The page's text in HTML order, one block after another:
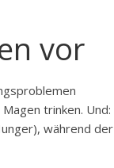
vor
trinken. Und:
während der